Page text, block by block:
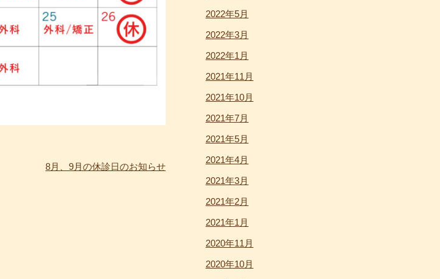
8月、9月の休診日のお知らせ
2022年5月
2022年3月
2022年1月
2021年11月
2021年10月
2021年7月
2021年5月
2021年4月
2021年3月
2021年2月
2021年1月
2020年11月
2020年10月